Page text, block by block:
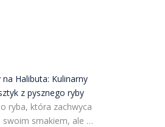
na Halibuta: Kulinarny
z pysznego ryby
ryba, która zachwyca
swoim smakiem, ale …